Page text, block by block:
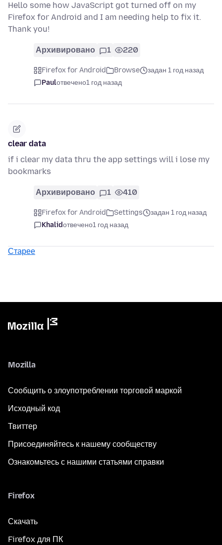
Hello some how JavaScript got turned off on my
Firefox for Android and I am needing help to fix it.
Thank you!
Архивировано 1 220
Firefox for Android Browse
задан 1 год назад
Paulотвечено1 год назад
clear data
if i clear my data thru the app settings will i lose my
bookmarks
Архивировано 1 410
Firefox for Android Settings
задан 1 год назад
Khalidотвечено1 год назад
Старее
Mozilla
Сообщить о злоупотреблении торговой маркой
Исходный код
Твиттер
Присоединяйтесь к нашему сообществу
Ознакомьтесь с нашими статьями справки
Firefox
Скачать
Firefox для ПК